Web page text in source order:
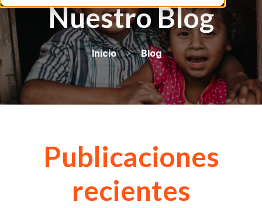
Nuestro Blog
Inicio Blog
Publicaciones
recientes